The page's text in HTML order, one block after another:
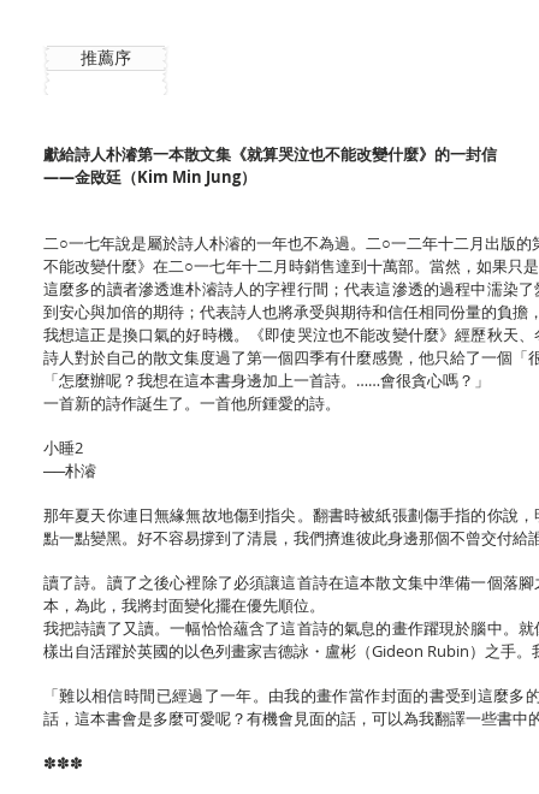
推薦序
獻給詩人朴濬第一本散文集《就算哭泣也不能改變什麼》的一封信
——金敃廷（Kim Min Jung）
二○一七年說是屬於詩人朴濬的一年也不為過。二○一二年十二月出版
不能改變什麼》在二○一七年十二月時銷售達到十萬部。當然，如果只
這麼多的讀者滲透進朴濬詩人的字裡行間；代表這滲透的過程中濡染
到安心與加倍的期待；代表詩人也將承受與期待和信任相同份量的負
我想這正是換口氣的好時機。《即使哭泣也不能改變什麼》經歷秋天
詩人對於自己的散文集度過了第一個四季有什麼感覺，他只給了一個「
「怎麼辦呢？我想在這本書身邊加上一首詩。……會很貪心嗎？」
一首新的詩作誕生了。一首他所鍾愛的詩。
小睡2
──朴濬
那年夏天你連日無緣無故地傷到指尖。翻書時被紙張劃傷手指的你說
點一點變黑。好不容易撐到了清晨，我們擠進彼此身邊那個不曾交付給
讀了詩。讀了之後心裡除了必須讓這首詩在這本散文集中準備一個落
本，為此，我將封面變化擺在優先順位。
我把詩讀了又讀。一幅恰恰蘊含了這首詩的氣息的畫作躍現於腦中。
樣出自活躍於英國的以色列畫家吉德詠・盧彬（Gideon Rubin）之手
「難以相信時間已經過了一年。由我的畫作當作封面的書受到這麼
話，這本書會是多麼可愛呢？有機會見面的話，可以為我翻譯一些書
✽✽✽